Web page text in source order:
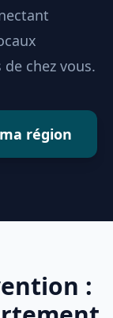
chez vous.
région
: